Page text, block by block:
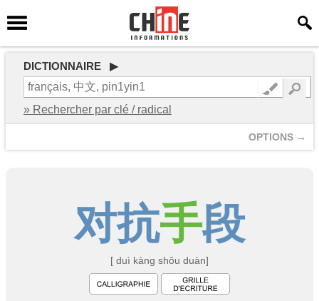
DICTIONNAIRE ▶
» Rechercher par clé / radical
OPTIONS →
对抗手段
[ duì kàng shǒu duàn]